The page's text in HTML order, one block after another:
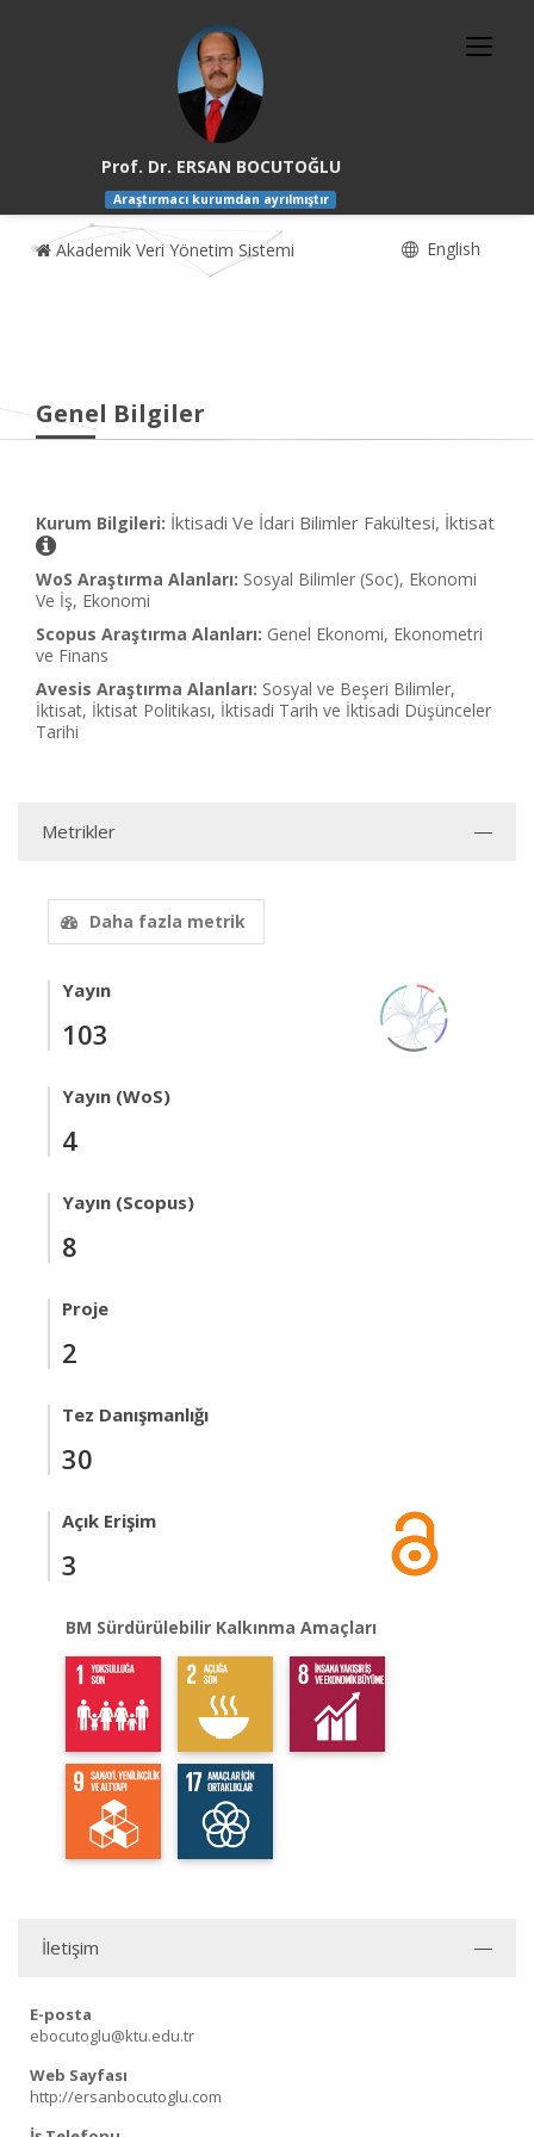
Prof. Dr. ERSAN BOCUTOĞLU
Araştırmacı kurumdan ayrılmıştır
Akademik Veri Yönetim Sistemi English
Genel Bilgiler
Kurum Bilgileri: İktisadi Ve İdari Bilimler Fakültesi, İktisat
WoS Araştırma Alanları: Sosyal Bilimler (Soc), Ekonomi
Ve İş, Ekonomi
Scopus Araştırma Alanları: Genel Ekonomi, Ekonometri
ve Finans
Avesis Araştırma Alanları: Sosyal ve Beşeri Bilimler,
İktisat, İktisat Politikası, İktisadi Tarih ve İktisadi Düşünceler
Tarihi
Metrikler
Daha fazla metrik
Yayın
103
Yayın (WoS)
4
Yayın (Scopus)
8
Proje
2
Tez Danışmanlığı
30
Açık Erişim
3
BM Sürdürülebilir Kalkınma Amaçları
İletişim
E-posta
ebocutoglu@ktu.edu.tr
Web Sayfası
http://ersanbocutoglu.com